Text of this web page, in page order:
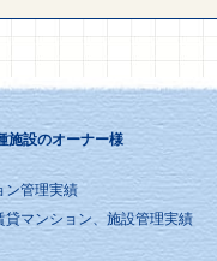
施設のオーナー様
ン管理実績
貸マンション、施設管理実績